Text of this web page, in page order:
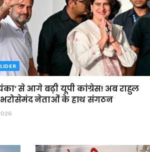
से आगे बढ़ी यूपी कांग्रेस! अब राहुल
भरोसेमंद नेताओं के हाथ संगठन